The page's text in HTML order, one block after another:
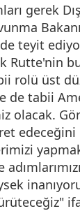
gerek
teyit
Rutte'nin
rolü üst
de tabii
olacak.